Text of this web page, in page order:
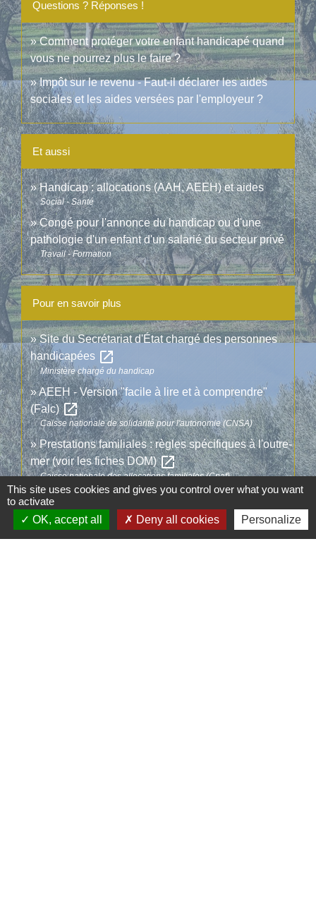
Questions ? Réponses !
Comment protéger votre enfant handicapé quand
vous ne pourrez plus le faire ?
Impôt sur le revenu - Faut-il déclarer les aides
sociales et les aides versées par l'employeur ?
Et aussi
Handicap : allocations (AAH, AEEH) et aides
Social - Santé
Congé pour l'annonce du handicap ou d'une
pathologie d'un enfant d'un salarié du secteur privé
Travail - Formation
Pour en savoir plus
Site du Secrétariat d'État chargé des personnes
handicapées open_in_new
Ministère chargé du handicap
AEEH - Version "facile à lire et à comprendre"
(Falc)open_in_new
Caisse nationale de solidarité pour l'autonomie (CNSA)
Prestations familiales : règles spécifiques à l'outre-
mer (voir les fiches DOM)open_in_new
Caisse nationale des allocations familiales (Cnaf)
AEEH et ses complémentsopen_in_new
Ministère chargé de la santé
This site uses cookies and gives you control over what you want
to activate
OK, accept all
Deny all cookies Personalize